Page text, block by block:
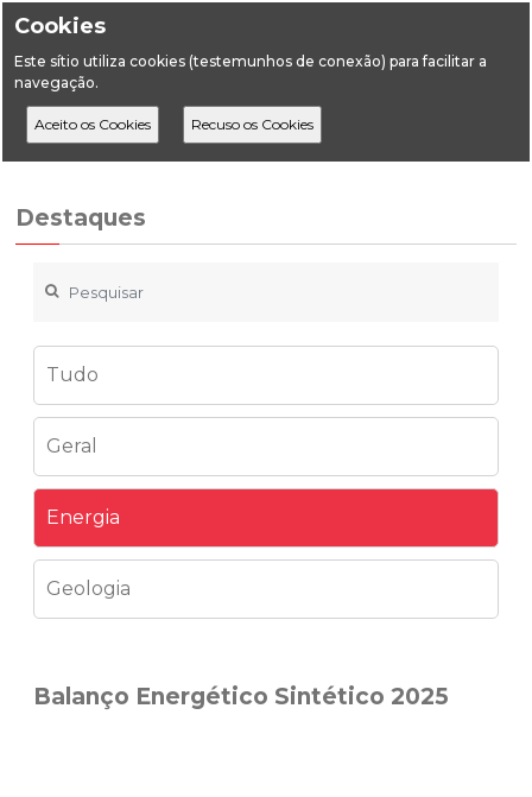
Cookies
Este sítio utiliza cookies (testemunhos de conexão) para facilitar a
navegação.
HomeDestaques Energia Balanço Energético Sintético 2025
Destaques
Tudo
Geral
Energia
Geologia
Balanço Energético Sintético 2025